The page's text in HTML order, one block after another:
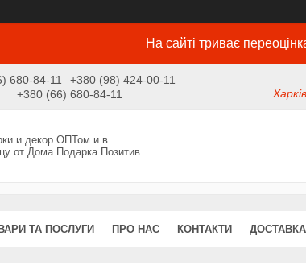
На сайті триває
680-84-11
+380 (98) 424-00-11
+380 (66) 680-84-11
и декор ОПТом и в
от Дома Подарка Позитив
ТА ПОСЛУГИ ПРО НАС КОНТАКТИ